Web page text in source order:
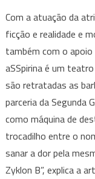
Com a atuação da
ficção e realidade e
também com o
aSSpirina é um
são retratadas as
parceria da Segunda
como máquina de
trocadilho entre o
sanar a dor pela
Zyklon B”, explica a